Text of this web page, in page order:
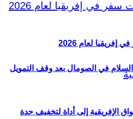
في الصومال بعد وقف التمويل
الإفريقية إلى أداة لتخفيف حدة